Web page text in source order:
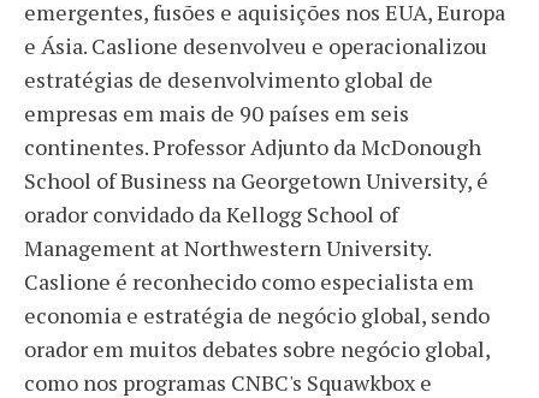
emergentes, fusões e aquisições nos EUA, Europa
e Ásia. Caslione desenvolveu e operacionalizou
estratégias de desenvolvimento global de
empresas em mais de 90 países em seis
continentes. Professor Adjunto da McDonough
School of Business na Georgetown University, é
orador convidado da Kellogg School of
Management at Northwestern University.
Caslione é reconhecido como especialista em
economia e estratégia de negócio global, sendo
orador em muitos debates sobre negócio global,
como nos programas CNBC's Squawkbox e